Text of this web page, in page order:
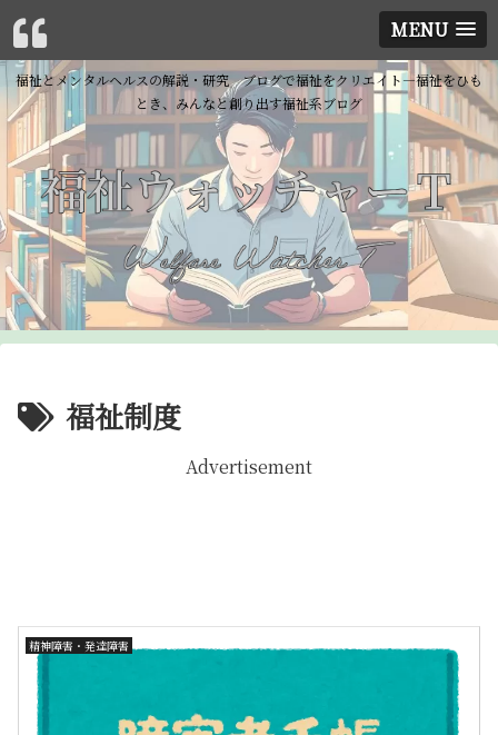
MENU
福祉とメンタルヘルスの解説・研究 ブログで福祉をクリエイト―福祉をひも
とき、みんなと創り出す福祉系ブログ
福祉制度
Advertisement
精神障害・発達障害